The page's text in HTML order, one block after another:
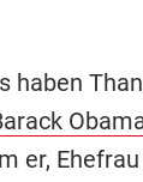
haben
er,